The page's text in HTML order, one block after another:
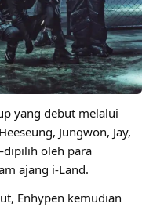
yang debut melalui
Jungwon, Jay,
oleh para
ajang i-Land.
Enhypen kemudian